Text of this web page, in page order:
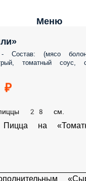
Меню
Состав: (мясо
перец острый,
пиццы 28 см.
Пицца на